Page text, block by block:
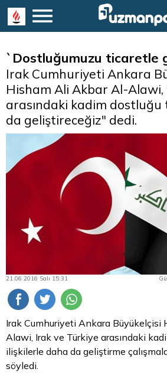
`Dostluğumuzu ticaretle
Irak Cumhuriyeti Ankara
Hisham Ali Akbar Al-Alawi,
arasındaki kadim
da geliştireceğiz" dedi.
21.06.2016 Salı 15:31
Irak Cumhuriyeti Ankara
Alawi, Irak ve Türkiye arasındaki
ilişkilerle daha da geliştirme
söyledi.